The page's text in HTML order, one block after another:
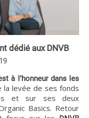
dédié aux DNVB
à l’honneur dans les
la levée de ses fonds
et sur ses deux
Basics. Retour